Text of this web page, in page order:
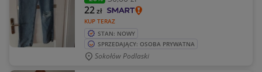
KUP TERAZ
22zł
STAN: NOWY
SPRZEDAJĄCY: OSOBA PRYWATNA
Sokołów Podlaski